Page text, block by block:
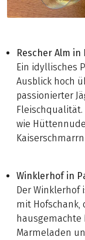
Rescher Alm in
Ein idyllisches
Ausblick hoch
passionierter
wie
Winklerhof in
Der
mit Hofschank,
hausgemachte
Marmeladen